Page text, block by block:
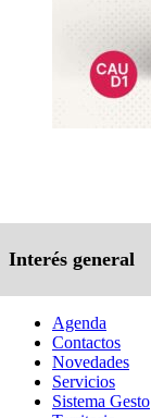
Interés general
Agenda
Contactos
Novedades
Servicios
Sistema Gesto